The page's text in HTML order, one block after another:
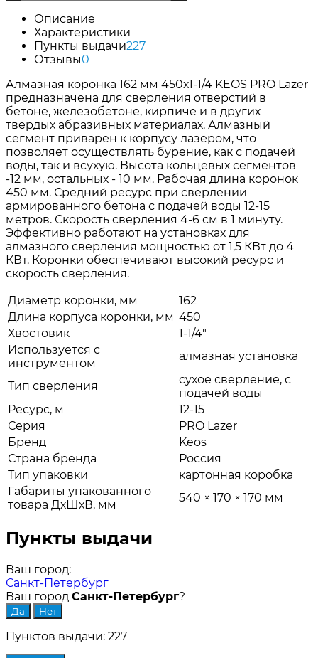
Описание
Характеристики
Пункты выдачи227
Отзывы0
Алмазная коронка 162 мм 450х1-1/4 KEOS PRO Lazer
предназначена для сверления отверстий в
бетоне, железобетоне, кирпиче и в других
твердых абразивных материалах. Алмазный
сегмент приварен к корпусу лазером, что
позволяет осуществлять бурение, как с подачей
воды, так и всухую. Высота кольцевых сегментов
-12 мм, остальных - 10 мм. Рабочая длина коронок
450 мм. Средний ресурс при сверлении
армированного бетона с подачей воды 12-15
метров. Скорость сверления 4-6 см в 1 минуту.
Эффективно работают на установках для
алмазного сверления мощностью от 1,5 КВт до 4
КВт. Коронки обеспечивают высокий ресурс и
скорость сверления.
Диаметр коронки, мм
162
Длина корпуса коронки, мм 450
Хвостовик
1-1/4"
Используется c
инструментом
алмазная установка
Тип сверления
сухое сверление, с
подачей воды
Ресурс, м
12-15
Серия
PRO Lazer
Бренд
Keos
Страна бренда
Россия
Тип упаковки
картонная коробка
Габариты упакованного
товара ДхШхВ, мм
540 × 170 × 170 мм
Пункты выдачи
Ваш город:
Санкт-Петербург
Ваш город Санкт-Петербург?
Пунктов выдачи: 227